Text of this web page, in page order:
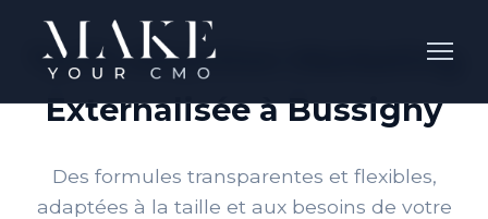
Tarifs Direction Marketing
Externalisée à Bussigny
Des formules transparentes et flexibles,
adaptées à la taille et aux besoins de votre